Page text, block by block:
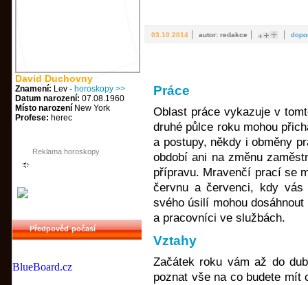
David Duchovny
Znamení: Lev - horoskopy >>
Datum narození: 07.08.1960
Místo narození New York
Profese: herec
Reklama horoskopy
Předpověď počasí
BlueBoard.cz
03.10.2014 | autor: redakce | |
Práce
Oblast práce vykazuje v
druhé půlce roku mohou
a postupy, někdy i obměny
období ani na změnu
přípravu. Mravenčí prací se
červnu a červenci, kdy vás
svého úsilí mohou
a pracovníci ve službách.
Vztahy
Začátek roku vám až do
poznat vše na co budete